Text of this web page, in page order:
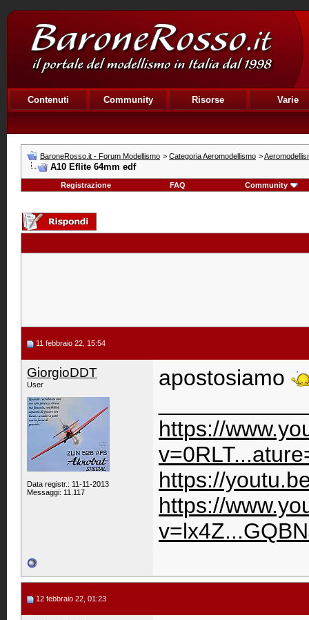
Contenuti Community Risorse Varie
BaroneRosso.it - Forum Modellismo > Categoria Aeromodellismo >
A10 Eflite 64mm edf
Registrazione FAQ Community
11 febbraio 22, 15:54
GiorgioDDT
User
Data registr.: 11-11-2013
Messaggi: 11.117
apostosiamo
https://
https://
https://
12 febbraio 22, 01:23